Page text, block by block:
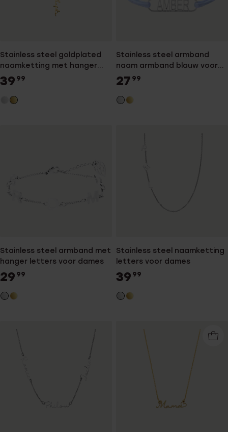
Stainless steel goldplated
naamketting met hanger
voor dames
39 99
Stainless steel armband
naam armband blauw voor
dames
27 99
Stainless steel armband met
hanger letters voor dames
29 99
Stainless steel naamketting
letters voor dames
39 99